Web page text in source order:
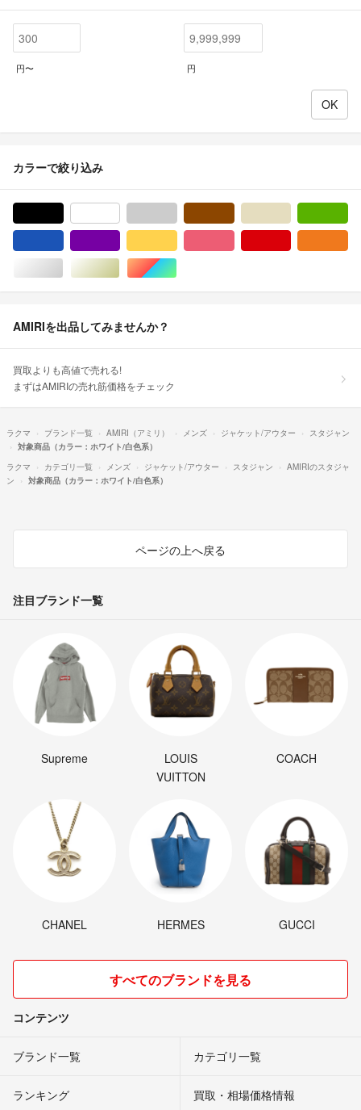
円〜 円
カラーで絞り込み
シルバー/銀色系ゴールド/金色系マルチカラー
AMIRIを出品してみませんか？
買取よりも高値で売れる!
まずはAMIRIの売れ筋価格をチェック
ラクマ ブランド一覧 AMIRI（アミリ） メンズ ジャケット/アウター
スタジャン
対象商品（カラー：ホワイト/白色系）
ラクマ
カテゴリ一覧 メンズ ジャケット/アウター スタジャン
AMIRIのスタジャ
ン
対象商品（カラー：ホワイト/白色系）
ページの上へ戻る
注目ブランド一覧
Supreme
LOUIS
VUITTON
COACH
CHANEL HERMES GUCCI
すべてのブランドを見る
コンテンツ
ブランド一覧 カテゴリ一覧
ランキング 買取・相場価格情報